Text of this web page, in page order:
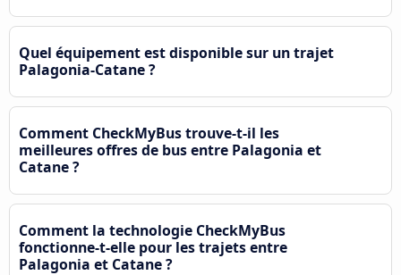
Quel équipement est disponible sur un trajet
Palagonia-Catane ?
Comment CheckMyBus trouve-t-il les
meilleures offres de bus entre Palagonia et
Catane ?
Comment la technologie CheckMyBus
fonctionne-t-elle pour les trajets entre
Palagonia et Catane ?